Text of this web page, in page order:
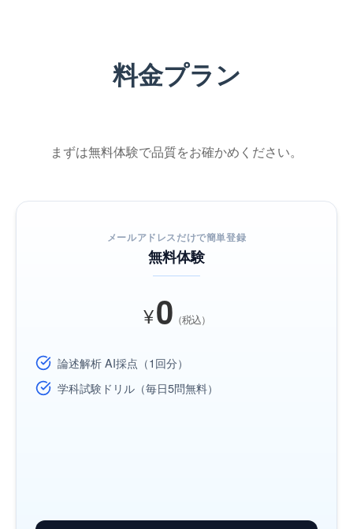
料金プラン
まずは無料体験で品質をお確かめください。
メールアドレスだけで簡単登録
無料体験
¥0（税込）
論述解析 AI採点（1回分）
学科試験ドリル（毎日5問無料）